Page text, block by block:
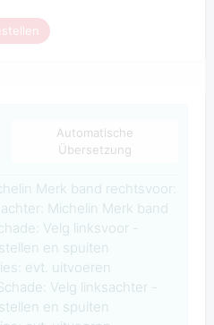
Automatische
Übersetzung
Merk band rechtsvoor:
Michelin Merk band
Velg linksvoor -
en spuiten
evt. uitvoeren
Velg linksachter -
en spuiten